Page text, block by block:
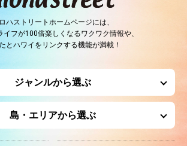
ハストリートホームページには、
イフが100倍楽しくなるワクワク情報や、
とハワイをリンクする機能が満載！
ジャンルから選ぶ
島・エリアから選ぶ